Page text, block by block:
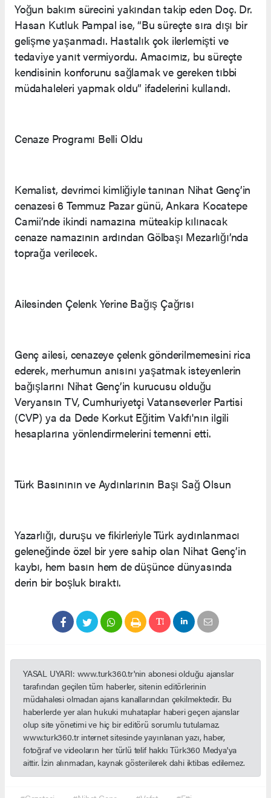
Yoğun bakım sürecini yakından takip eden Doç. Dr.
Hasan Kutluk Pampal ise, “Bu süreçte sıra dışı bir
gelişme yaşanmadı. Hastalık çok ilerlemişti ve
tedaviye yanıt vermiyordu. Amacımız, bu süreçte
kendisinin konforunu sağlamak ve gereken tıbbi
müdahaleleri yapmak oldu” ifadelerini kullandı.
Cenaze Programı Belli Oldu
Kemalist, devrimci kimliğiyle tanınan Nihat Genç’in
cenazesi 6 Temmuz Pazar günü, Ankara Kocatepe
Camii’nde ikindi namazına müteakip kılınacak
cenaze namazının ardından Gölbaşı Mezarlığı’nda
toprağa verilecek.
Ailesinden Çelenk Yerine Bağış Çağrısı
Genç ailesi, cenazeye çelenk gönderilmemesini rica
ederek, merhumun anısını yaşatmak isteyenlerin
bağışlarını Nihat Genç’in kurucusu olduğu
Veryansın TV, Cumhuriyetçi Vatanseverler Partisi
(CVP) ya da Dede Korkut Eğitim Vakfı'nın ilgili
hesaplarına yönlendirmelerini temenni etti.
Türk Basınının ve Aydınlarının Başı Sağ Olsun
Yazarlığı, duruşu ve fikirleriyle Türk aydınlanmacı
geleneğinde özel bir yere sahip olan Nihat Genç’in
kaybı, hem basın hem de düşünce dünyasında
derin bir boşluk bıraktı.
YASAL UYARI: www.turk360.tr'nin abonesi olduğu ajanslar
tarafından geçilen tüm haberler, sitenin editörlerinin
müdahalesi olmadan ajans kanallarından çekilmektedir. Bu
haberlerde yer alan hukuki muhataplar haberi geçen ajanslar
olup site yönetimi ve hiç bir editörü sorumlu tutulamaz.
www.turk360.tr internet sitesinde yayınlanan yazı, haber,
fotoğraf ve videoların her türlü telif hakkı Türk360 Medya'ya
aittir. İzin alınmadan, kaynak gösterilerek dahi iktibas edilemez.